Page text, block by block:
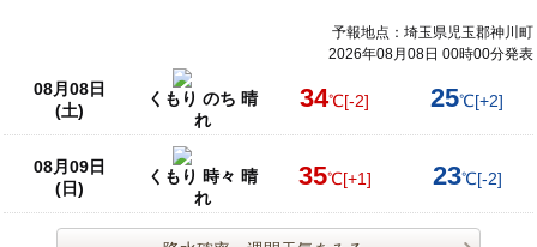
予報地点：埼玉県児玉郡神川町
2026年08月08日 00時00分発表
08月08日
(土)
くもり のち 晴
れ
34℃[-2] 25℃[+2]
08月09日
(日)
くもり 時々 晴
れ
35℃[+1] 23℃[-2]